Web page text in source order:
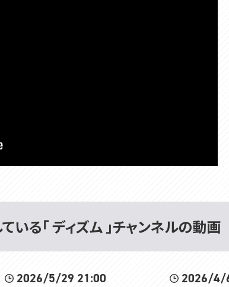
る「 ディズム 」チャンネルの動画
2026/5/29 21:00 2026/4/